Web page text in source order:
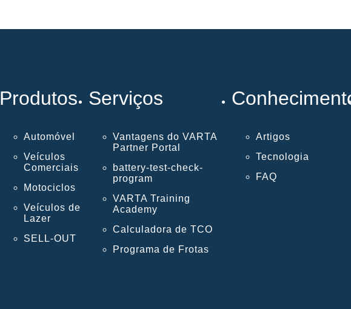
Produtos
Automóvel
Veículos
Comerciais
Motociclos
Veículos de
Lazer
SELL-OUT
Serviços
Vantagens do VARTA
Partner Portal
battery-test-check-
program
VARTA Training
Academy
Calculadora de TCO
Programa de Frotas
Artigos
Tecnologia
FAQ